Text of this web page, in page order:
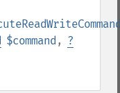
$command , ?